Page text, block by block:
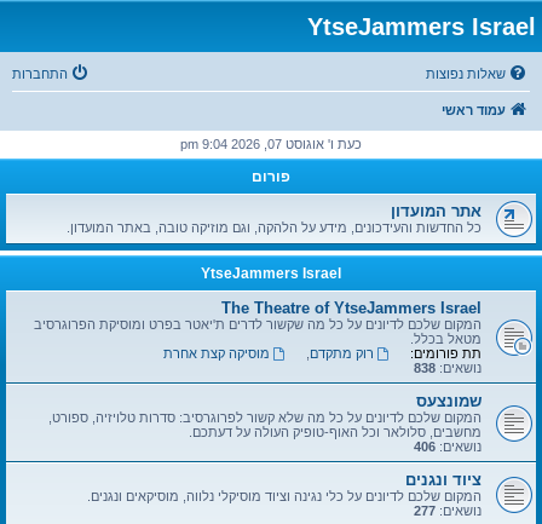
YtseJammers Israel
שאלות נפוצות התחברות
עמוד ראשי
כעת ו' אוגוסט 07, 2026 9:04 pm
פורום
אתר המועדון
כל החדשות והעידכונים, מידע על הלהקה, וגם מוזיקה טובה, באתר המועדון.
YtseJammers Israel
The Theatre of YtseJammers Israel
המקום שלכם לדיונים על כל מה שקשור לדרים ת'יאטר בפרט ומוסיקת הפרוגרסיב
מטאל בכלל.
תת פורומים:
רוק מתקדם
מוסיקה קצת אחרת
נושאים: 838
שמונצעס
המקום שלכם לדיונים על כל מה שלא קשור לפרוגרסיב: סדרות טלויזיה, ספורט,
מחשבים, סלולאר וכל האוף-טופיק העולה על דעתכם.
נושאים: 406
ציוד ונגנים
המקום שלכם לדיונים על כלי נגינה וציוד מוסיקלי נלווה, מוסיקאים ונגנים.
נושאים: 277